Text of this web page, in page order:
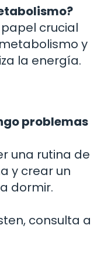
crucial
y
la energía.
problemas
una rutina de
y crear un
dormir.
consulta a